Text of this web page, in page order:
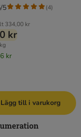
334,00 kr
kr
kr
5 (4)
Lägg till i varukorg